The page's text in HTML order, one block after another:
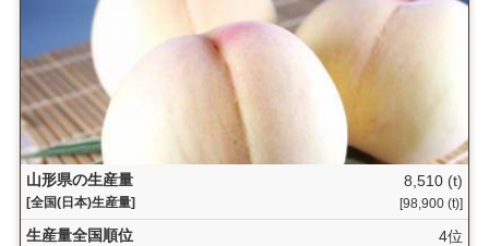
山形県の生産量
[全国(日本)生産量]
8,510 (t)
[98,900 (t)]
生産量全国順位
4位